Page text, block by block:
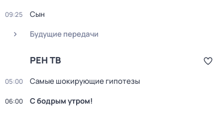
09:25
Сын
Будущие передачи
РЕН ТВ
05:00 Самые шoкиpующие гипотезы
06:00 С бодрым утром!